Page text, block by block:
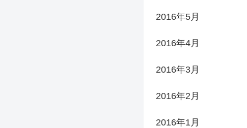
2016年5月
2016年4月
2016年3月
2016年2月
2016年1月